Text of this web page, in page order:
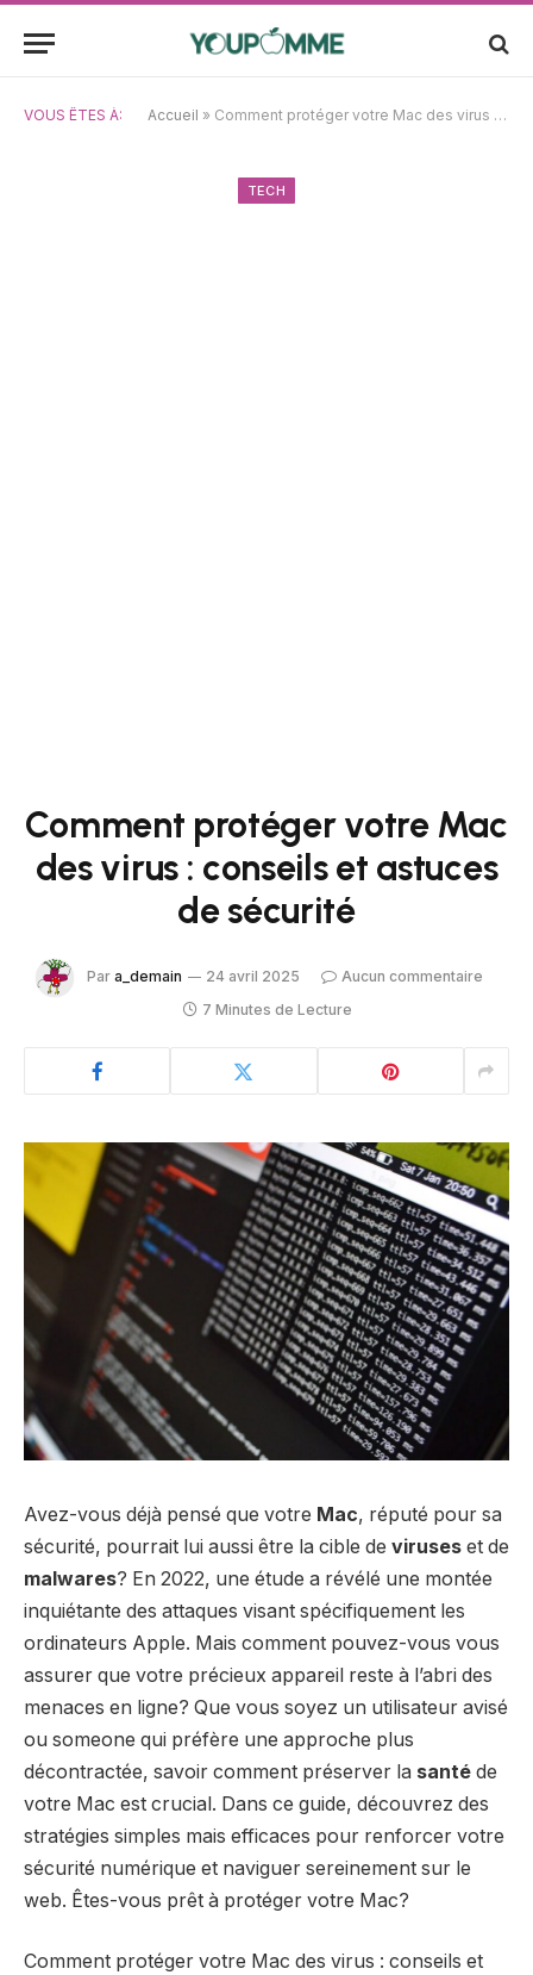
VOUS ÊTES À: Accueil » Comment protéger votre Mac des virus : conseils et astuces de sécurité
TECH
Comment protéger votre Mac
des virus : conseils et astuces
de sécurité
Par a_demain 24 avril 2025
Aucun commentaire
7 Minutes de Lecture
Avez-vous déjà pensé que votre Mac, réputé pour sa
sécurité, pourrait lui aussi être la cible de viruses et de
malwares? En 2022, une étude a révélé une montée
inquiétante des attaques visant spécifiquement les
ordinateurs Apple. Mais comment pouvez-vous vous
assurer que votre précieux appareil reste à l’abri des
menaces en ligne? Que vous soyez un utilisateur avisé
ou someone qui préfère une approche plus
décontractée, savoir comment préserver la santé de
votre Mac est crucial. Dans ce guide, découvrez des
stratégies simples mais efficaces pour renforcer votre
sécurité numérique et naviguer sereinement sur le
web. Êtes-vous prêt à protéger votre Mac?
Comment protéger votre Mac des virus : conseils et